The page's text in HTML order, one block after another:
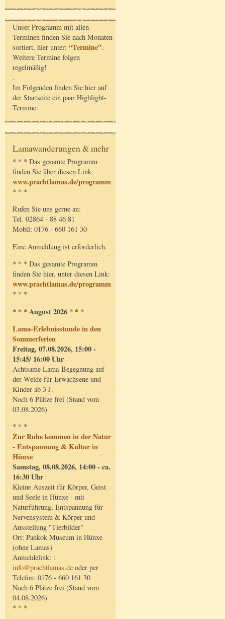
Unser Programm mit allen
Terminen finden Sie nach Monaten
sortiert, hier unter: “Termine”.
Weitere Termine folgen
regelmäßig!
.
Im Folgenden finden Sie hier auf
der Startseite ein paar Highlight-
Termine:
Lamawanderungen & mehr
* * * Das gesamte Programm
finden Sie über diesen Link:
www.prachtlamas.de/programm
* * *
Rufen Sie uns gerne an:
Tel. 02864 - 88 46 81
Mobil: 0176 - 660 161 30
Eine Anmeldung ist erforderlich.
* * * Das gesamte Programm
finden Sie hier, unter diesen Link:
www.prachtlamas.de/programm
* * *
* * * August 2026 * * *
Lama-Erlebnisstunde in den
Sommerferien
Freitag, 07.08.2026, 15:00 -
15:45/ 16:00 Uhr
Achtsame Lama-Begegnung auf
der Weide für Erwachsene und
Kinder ab 3 J.
Noch 6 Plätze frei (Stand vom
03.08.2026)
* * *
Zur Ruhe kommen in der Natur
- Entspannung & Kultur in
Hünxe
Samstag, 08.08.2026, 14:00 - ca.
16:30 Uhr
Kleine Auszeit für Körper, Geist
und Seele in Hünxe - mit
Naturführung, Entspannung für
Nervensystem & Körper und
Ausstellung "Tierbilder"
Ort: Pankok Museum in Hünxe
(ohne Lamas)
Anmeldelink: :
info@prachtlamas.de oder per
Telefon: 0176 - 660 161 30
Noch 6 Plätze frei (Stand vom
04.08.2026)
* * *